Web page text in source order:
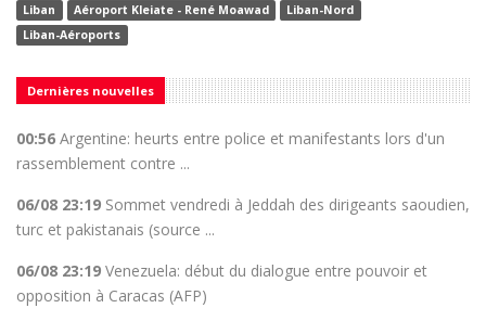
Liban Aéroport Kleiate - René Moawad
Liban-Nord
Liban-Aéroports
Dernières nouvelles
00:56 Argentine: heurts entre police et manifestants lors d'un
rassemblement contre ...
06/08 23:19 Sommet vendredi à Jeddah des dirigeants saoudien,
turc et pakistanais (source ...
06/08 23:19 Venezuela: début du dialogue entre pouvoir et
opposition à Caracas (AFP)